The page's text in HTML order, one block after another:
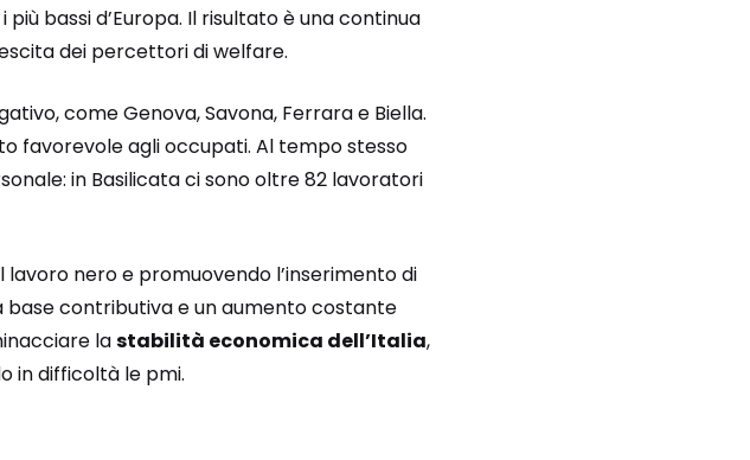
bassi d’Europa. Il risultato è una continua
dei percettori di welfare.
come Genova, Savona, Ferrara e Biella.
favorevole agli occupati. Al tempo stesso
in Basilicata ci sono oltre 82 lavoratori
nero e promuovendo l’inserimento di
base contributiva e un aumento costante
lastabilità economica dell’Italia,
in difficoltà le pmi.